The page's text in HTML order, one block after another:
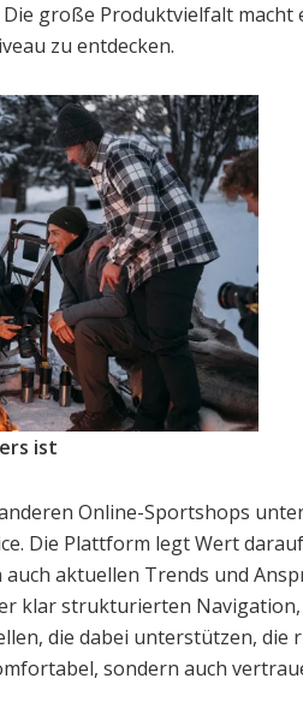
große Produktvielfalt macht
zu entdecken.
ist
Online-Sportshops
Die Plattform legt Wert
aktuellen Trends und
klar strukturierten
die dabei unterstützen, die
sondern auch